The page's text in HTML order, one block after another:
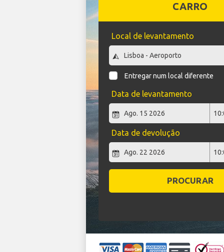
CARRO
Local de levantamento
Entregar num local diferente
Data de levantamento
Data de devolução
PROCURAR